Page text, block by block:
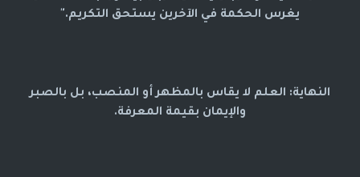
يغرس الحكمة في الآخرين يستحق التكريم."
النهاية: العلم لا يقاس بالمظهر أو المنصب، بل بالصبر
والإيمان بقيمة المعرفة.